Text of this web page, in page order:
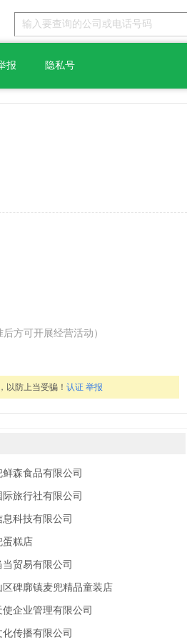
报 隐私号
方可开展经营活动）
以防上当受骗！ 认证 举报
森食品有限公司
旅行社有限公司
科技有限公司
蛋糕店
贸易有限公司
区碑廓镇麦兜精品童装店
企业管理有限公司
传播有限公司